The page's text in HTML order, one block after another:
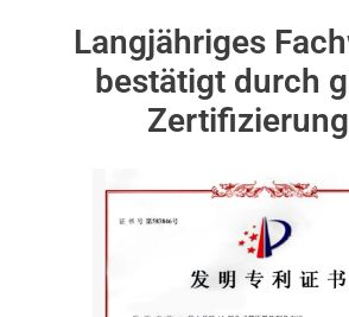
Langjähriges
bestätigt durch